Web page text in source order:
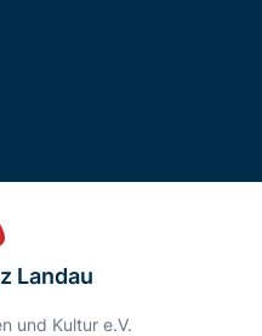
Landau
und Kultur e.V.